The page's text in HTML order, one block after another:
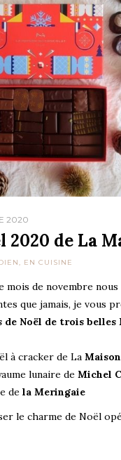
2020
2020 de La
, EN CUISINE
mois de novembre
que jamais, je vous
Noël de trois belles
à cracker de La
lunaire de Michel
de la Meringaie
le charme de Noël